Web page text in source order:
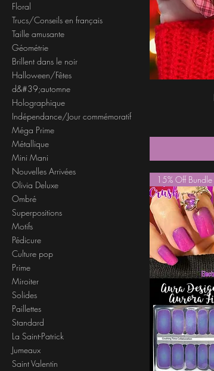
Floral
Trucs/Conseils en français
Taille amusante
Géométrie
Brillent dans le noir
Halloween/Fêtes
d&#39;automne
Holographique
Indépendance/Jour commémoratif
Méga Prime
Métallique
Mini Mani
Nouvelles Arrivées
Olivia Deluxe
Ombré
Superpositions
Motifs
Pédicure
Culture pop
Prime
Miroiter
Solides
Paillettes
Standard
La Saint-Patrick
Jumeaux
Saint Valentin
15% Off